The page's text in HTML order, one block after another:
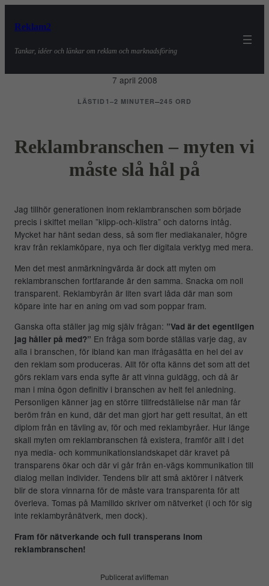
Reklam2
Tankar, idéer och länkar om reklam och marknadsföring
7 april 2008
LÄSTID 1–2 MINUTER–245 ORD
Reklambranschen – myten vi
måste slå hål på
Jag tillhör generationen inom reklambranschen som började
precis i skiftet mellan ”klipp-och-klistra” och datorns intåg.
Mycket har hänt sedan dess, så som fler mediakanaler, högre
krav från reklamköpare, nya och fler digitala verktyg med mera.
Men det mest anmärkningvärda är dock att myten om
reklambranschen fortfarande är den samma. Snacka om noll
transparent. Reklambyrån är liten svart låda där man som
köpare inte har en aning om vad som poppar fram.
Ganska ofta ställer jag mig själv frågan: ”Vad är det egentligen
jag håller på med?” En fråga som borde ställas varje dag, av
alla i branschen, för ibland kan man ifrågasätta en hel del av
den reklam som produceras. Allt för ofta känns det som att det
görs reklam vars enda syfte är att vinna guldägg, och då är
man i mina ögon definitiv i branschen av helt fel anledning.
Personligen känner jag en större tillfredställelse när man får
beröm från en kund, där det man gjort har gett resultat, än ett
diplom från en tävling av, för och med reklambyråer. Hur länge
skall myten om reklambranschen få existera, framför allt i det
nya media- och kommunikationslandskapet där kravet på
transparens ökar och där vi går från en-vägs kommunikation till
dialog mellan individer. Tendens blir att små aktörer i nätverk
blir de stora vinnarna för de måste vara transparenta för att
överleva. Tomas på Mamilldo skriver om nätverket (i och för sig
inte reklambyrånätverk, men dock).
Fram för nätverkande och full transperans inom
reklambranschen!
Publicerat avliffeman